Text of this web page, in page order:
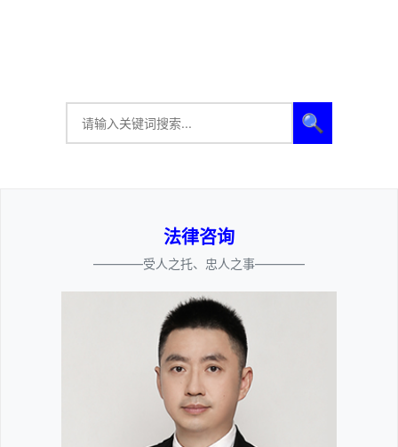
🔍
法律咨询
————受人之托、忠人之事————